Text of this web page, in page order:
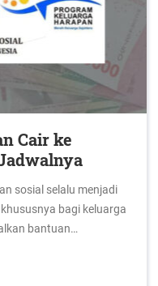
Cair ke
sosial selalu menjadi
bagi keluarga
bantuan…